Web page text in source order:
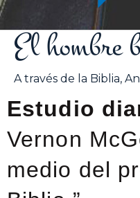
El hombre
A través de la Biblia,
Estudio
Vernon
medio del